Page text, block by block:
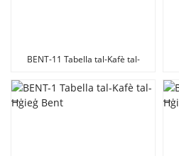
BENT-11 Tabella tal-Kafè tal-